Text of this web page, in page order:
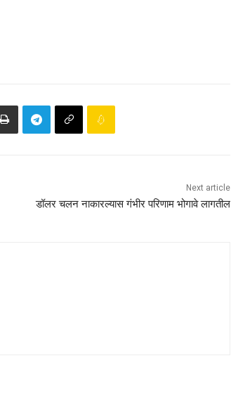
Next article
डॉलर चलन नाकारल्यास गंभीर परिणाम भोगावे लागतील